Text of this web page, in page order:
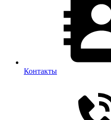
Контакты